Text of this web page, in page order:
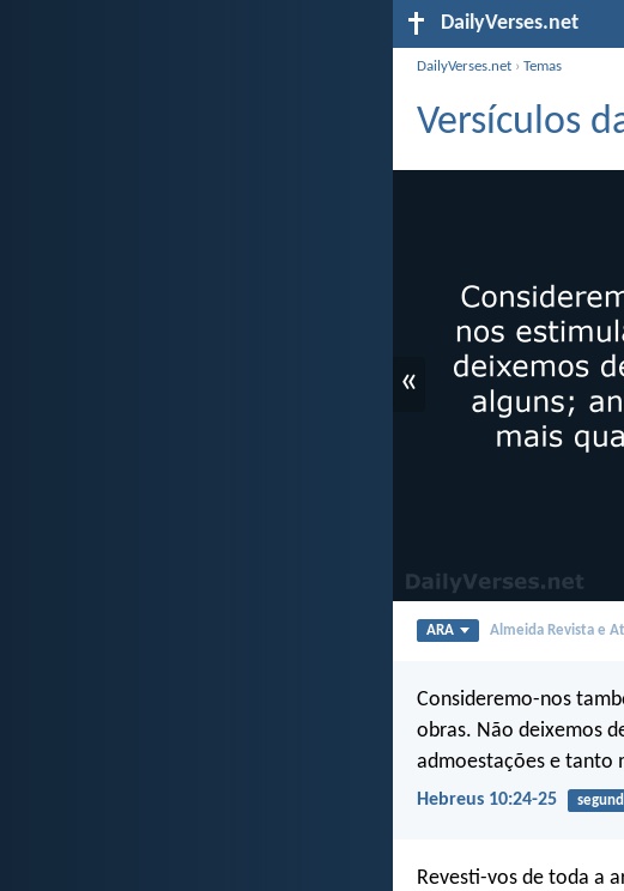
DailyVerses.net
DailyVerses.net ›Temas
Versículos
«
ARA Almeida Revista e
Consideremo-nos
obras. Não deixemos
admoestações e tanto
Hebreus 10:24-25
Revesti-vos de toda a